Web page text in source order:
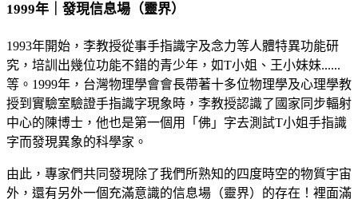
1999年｜發現信息場（靈界）
1993年開始，李教授從事手指識字及念力等人體特異功能研
究，培訓出幾位功能不錯的青少年，如T小姐、王小妹妹......
等。1999年，台灣物理學會會長帶著十多位物理學及心理學教
授到實驗室驗證手指識字現象時，李教授認識了國家同步輻射
中心的陳博士，他也是第一個用「佛」字去測試T小姐手指識
字而發現異象的科學家。
由此，專家們共同發現除了我們所熟知的四度時空的物質宇宙
外，還有另外一個充滿意識的信息場（靈界）的存在！裡面滿